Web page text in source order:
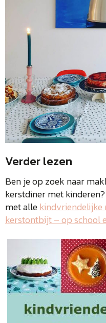
Verder lezen
Ben je op zoek naar
kerstdiner met
met allekindvriendelijke
kerstontbijt – op school